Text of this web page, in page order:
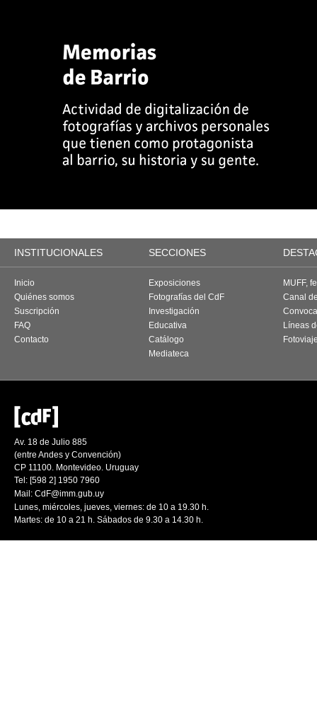
INSTITUCIONALES SECCIONES
Inicio
Quiénes somos
Suscripción
FAQ
Contacto
Exposiciones
Fotografías del CdF
Investigación
Educativa
Catálogo
Mediateca
MUFF,
Canal
Líneas
Av. 18 de Julio 885
(entre Andes y Convención)
CP 11100. Montevideo. Uruguay
Tel: [598 2] 1950 7960
Mail: CdF@imm.gub.uy
Lunes, miércoles, jueves, viernes: de 10 a 19.30 h.
Martes: de 10 a 21 h. Sábados de 9.30 a 14.30 h.